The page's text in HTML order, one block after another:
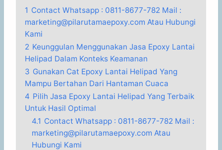
1 Contact Whatsapp : 0811-8677-782 Mail :
marketing@pilarutamaepoxy.com Atau Hubungi
Kami
2 Keunggulan Menggunakan Jasa Epoxy Lantai
Helipad Dalam Konteks Keamanan
3 Gunakan Cat Epoxy Lantai Helipad Yang
Mampu Bertahan Dari Hantaman Cuaca
4 Pilih Jasa Epoxy Lantai Helipad Yang Terbaik
Untuk Hasil Optimal
4.1 Contact Whatsapp : 0811-8677-782 Mail :
marketing@pilarutamaepoxy.com Atau
Hubungi Kami